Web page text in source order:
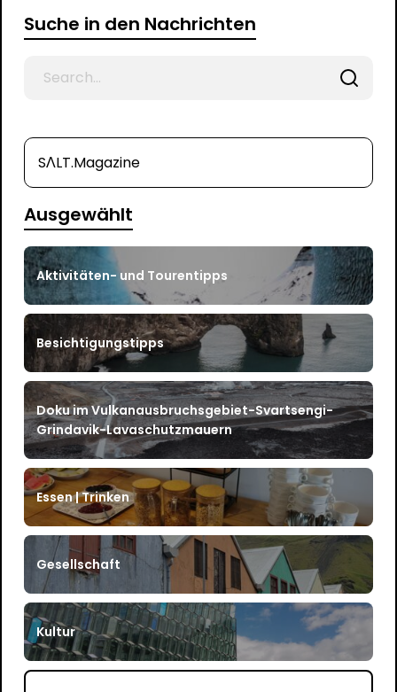
Suche in den Nachrichten
SΛLT.Magazine
Ausgewählt
Aktivitäten- und Tourentipps
Besichtigungstipps
Doku im Vulkanausbruchsgebiet-Svartsengi-
Grindavik-Lavaschutzmauern
Essen | Trinken
Gesellschaft
Kultur